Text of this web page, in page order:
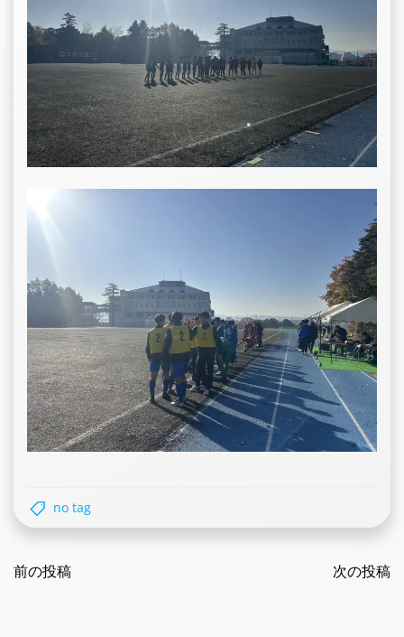
no tag
navigation
前の投稿 次の投稿